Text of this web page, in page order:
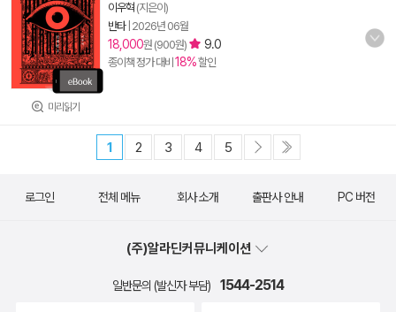
미리읽기
이우혁 (지은이)
반타| 2026년 06월
18,000원 (900원) 9.0
종이책 정가 대비 18%할인
1 2 3 4 5
로그인 전체 메뉴 회사 소개 출판사 안내 PC 버전
(주)알라딘커뮤니케이션
일반문의 (발신자 부담) 1544-2514